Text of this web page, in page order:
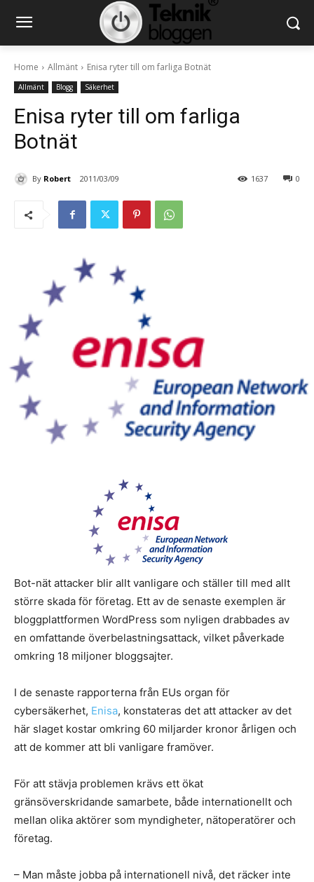
Home Allmänt Enisa ryter till om farliga Botnät
Allmänt Blogg Säkerhet
Enisa ryter till om farliga
Botnät
By Robert 2011/03/09 0
1637
Bot-nät attacker blir allt vanligare och ställer till med allt
större skada för företag. Ett av de senaste exemplen är
bloggplattformen WordPress som nyligen drabbades av
en omfattande överbelastningsattack, vilket påverkade
omkring 18 miljoner bloggsajter.
I de senaste rapporterna från EUs organ för
cybersäkerhet, Enisa, konstateras det att attacker av det
här slaget kostar omkring 60 miljarder kronor årligen och
att de kommer att bli vanligare framöver.
För att stävja problemen krävs ett ökat
gränsöverskridande samarbete, både internationellt och
mellan olika aktörer som myndigheter, nätoperatörer och
företag.
– Man måste jobba på internationell nivå, det räcker inte